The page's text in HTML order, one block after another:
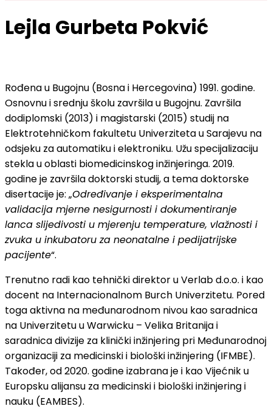
Lejla Gurbeta Pokvić
Rođena u Bugojnu (Bosna i Hercegovina) 1991. godine.
Osnovnu i srednju školu završila u Bugojnu. Završila
dodiplomski (2013) i magistarski (2015) studij na
Elektrotehničkom fakultetu Univerziteta u Sarajevu na
odsjeku za automatiku i elektroniku. Užu specijalizaciju
stekla u oblasti biomedicinskog inžinjeringa. 2019.
godine je završila doktorski studij, a tema doktorske
disertacije je: „Određivanje i eksperimentalna
validacija mjerne nesigurnosti i dokumentiranje
lanca slijedivosti u mjerenju temperature, vlažnosti i
zvuka u inkubatoru za neonatalne i pedijatrijske
pacijente“.
Trenutno radi kao tehnički direktor u Verlab d.o.o. i kao
docent na Internacionalnom Burch Univerzitetu. Pored
toga aktivna na međunarodnom nivou kao saradnica
na Univerzitetu u Warwicku – Velika Britanija i
saradnica divizije za klinički inžinjering pri Međunarodnoj
organizaciji za medicinski i biološki inžinjering (IFMBE).
Također, od 2020. godine izabrana je i kao Vijećnik u
Europsku alijansu za medicinski i biološki inžinjering i
nauku (EAMBES).